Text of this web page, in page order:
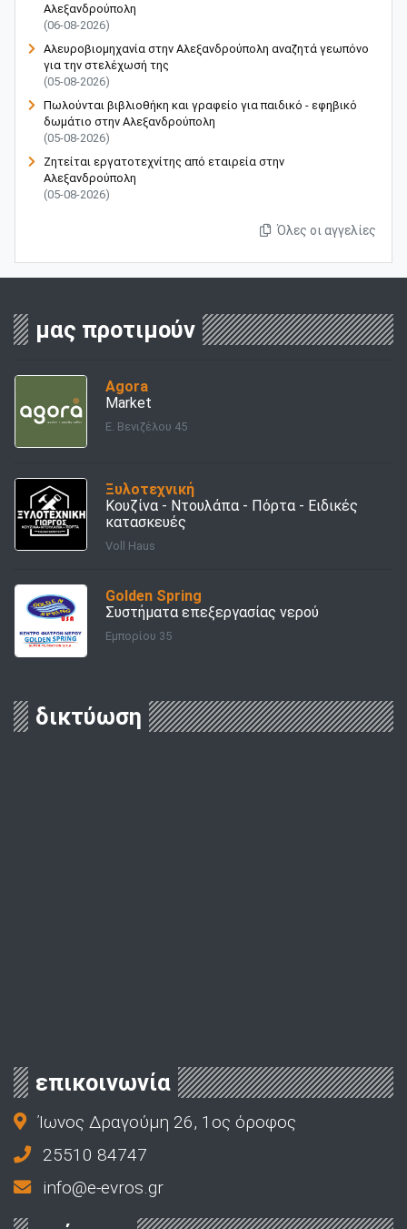
Αλεξανδρούπολη
(06-08-2026)
Αλευροβιομηχανία στην Αλεξανδρούπολη αναζητά γεωπόνο
για την στελέχωσή της
(05-08-2026)
Πωλούνται βιβλιοθήκη και γραφείο για παιδικό - εφηβικό
δωμάτιο στην Αλεξανδρούπολη
(05-08-2026)
Ζητείται εργατοτεχνίτης από εταιρεία στην
Αλεξανδρούπολη
(05-08-2026)
Όλες οι αγγελίες
μας προτιμούν
Agora
Market
E. Βενιζέλου 45
Ξυλοτεχνική
Κουζίνα - Ντουλάπα - Πόρτα - Ειδικές
κατασκευές
Voll Haus
Golden Spring
Συστήματα επεξεργασίας νερού
Εμπορίου 35
δικτύωση
επικοινωνία
Ίωνος Δραγούμη 26, 1ος όροφος
25510 84747
info@e-evros.gr